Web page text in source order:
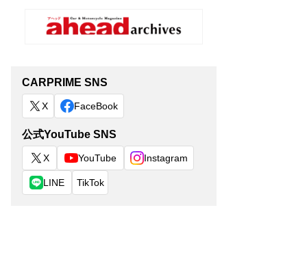
CARPRIME SNS
X FaceBook
公式YouTube SNS
X YouTube Instagram
LINE TikTok